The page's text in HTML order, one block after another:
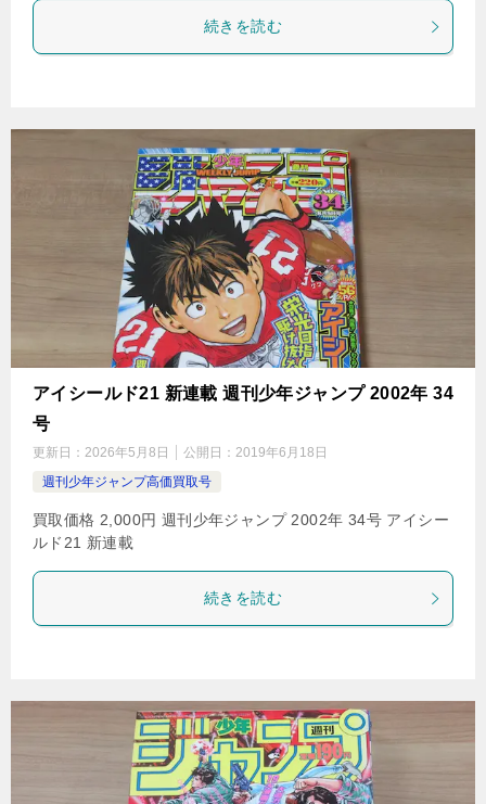
続きを読む
アイシールド21 新連載 週刊少年ジャンプ 2002年 34
号
更新日： 2026年5月8日 公開日： 2019年6月18日
週刊少年ジャンプ高価買取号
買取価格 2,000円 週刊少年ジャンプ 2002年 34号 アイシー
ルド21 新連載
続きを読む